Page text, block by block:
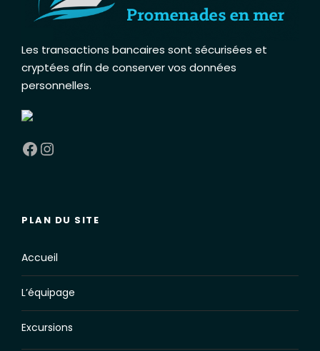
Les transactions bancaires sont sécurisées et
cryptées afin de conserver vos données
personnelles.
Facebook Instagram
PLAN DU SITE
Accueil
L’équipage
Excursions